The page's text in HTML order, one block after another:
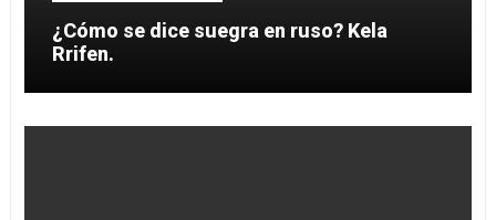
¿Cómo se dice suegra en ruso? Kela
Rrifen.